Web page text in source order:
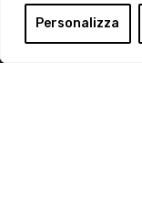
Personalizza
Login
Diventa Socio